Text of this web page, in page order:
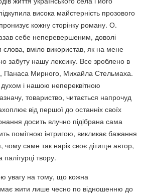
висока майстерність прозового
кожну сторінку роману. О.
себе неперевершеним, доволі
вміло використав, як на мене
забуту нашу лексику. Все зроблено в
Панаса Мирного, Михайла Стельмаха.
і нашою непереквітною
товариство, читається напрочуд
від першої до останніх своїх
досить влучно підібрана сама
помітною інтригою, викликає бажання
саме так нарік своє дітище автор,
палітурці твору.
увагу на тому, що кожна
жити лише чесно по відношенню до